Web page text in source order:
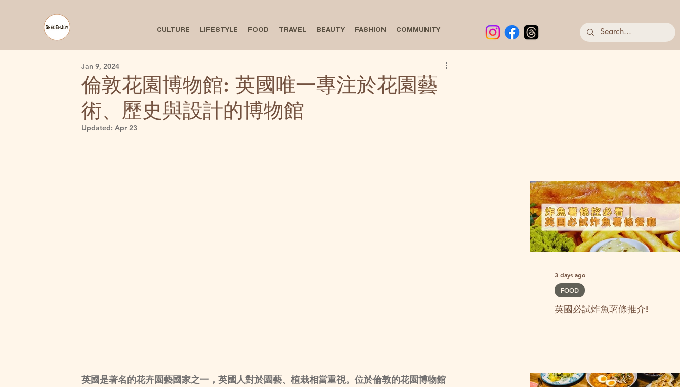
CULTURE LIFESTYLE FOOD TRAVEL BEAUTY FASHION COMMUNITY
倫敦花園博物館: 英國唯一專注於花園藝
術、歷史與設計的博物館
Jan 9, 2024
Updated: Apr 23
英國是著名的花卉園藝國家之一，英國人對於園藝、植栽相當重視。位於倫敦的花園博物館
英國必試炸魚薯條推介!
FOOD
3 days ago